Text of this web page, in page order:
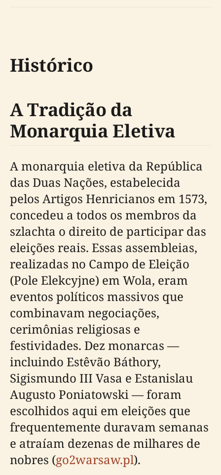
Histórico
A Tradição da
Monarquia Eletiva
A monarquia eletiva da República
das Duas Nações, estabelecida
pelos Artigos Henricianos em 1573,
concedeu a todos os membros da
szlachta o direito de participar das
eleições reais. Essas assembleias,
realizadas no Campo de Eleição
(Pole Elekcyjne) em Wola, eram
eventos políticos massivos que
combinavam negociações,
cerimônias religiosas e
festividades. Dez monarcas —
incluindo Estêvão Báthory,
Sigismundo III Vasa e Estanislau
Augusto Poniatowski — foram
escolhidos aqui em eleições que
frequentemente duravam semanas
e atraíam dezenas de milhares de
nobres (go2warsaw.pl).